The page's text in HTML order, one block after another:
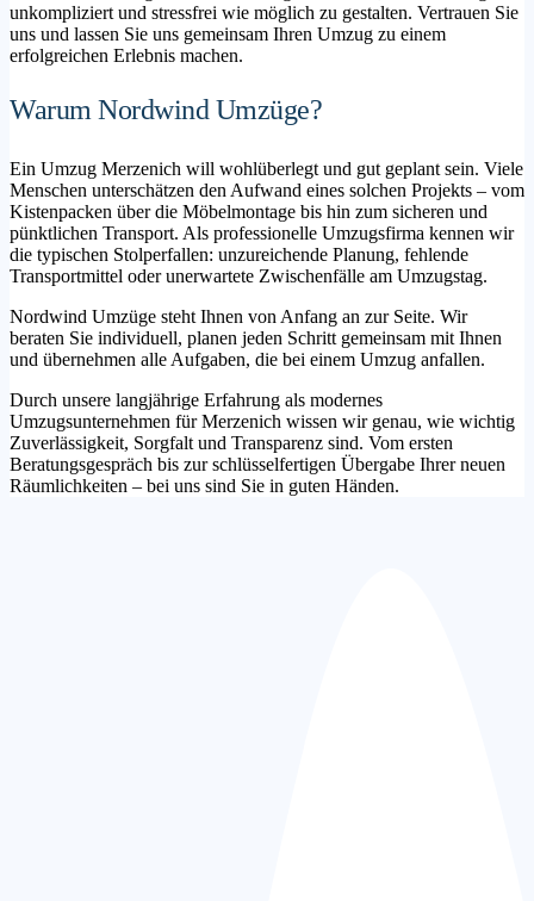
unkompliziert und stressfrei wie möglich zu gestalten. Vertrauen Sie
uns und lassen Sie uns gemeinsam Ihren Umzug zu einem
erfolgreichen Erlebnis machen.
Warum Nordwind Umzüge?
Ein Umzug Merzenich will wohlüberlegt und gut geplant sein. Viele
Menschen unterschätzen den Aufwand eines solchen Projekts – vom
Kistenpacken über die Möbelmontage bis hin zum sicheren und
pünktlichen Transport. Als professionelle Umzugsfirma kennen wir
die typischen Stolperfallen: unzureichende Planung, fehlende
Transportmittel oder unerwartete Zwischenfälle am Umzugstag.
Nordwind Umzüge steht Ihnen von Anfang an zur Seite. Wir
beraten Sie individuell, planen jeden Schritt gemeinsam mit Ihnen
und übernehmen alle Aufgaben, die bei einem Umzug anfallen.
Durch unsere langjährige Erfahrung als modernes
Umzugsunternehmen für Merzenich wissen wir genau, wie wichtig
Zuverlässigkeit, Sorgfalt und Transparenz sind. Vom ersten
Beratungsgespräch bis zur schlüsselfertigen Übergabe Ihrer neuen
Räumlichkeiten – bei uns sind Sie in guten Händen.